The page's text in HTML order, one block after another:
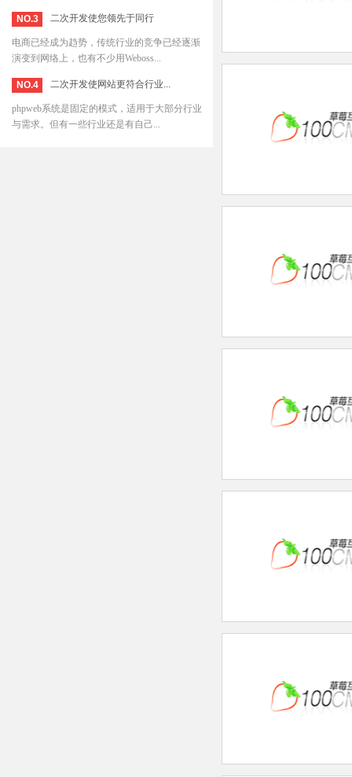
NO.3 二次开发使您领先于同行
电商已经成为趋势，传统行业的竞争已经逐渐
演变到网络上，也有不少用Weboss...
NO.4 二次开发使网站更符合行业...
phpweb系统是固定的模式，适用于大部分行业
与需求。但有一些行业还是有自己...